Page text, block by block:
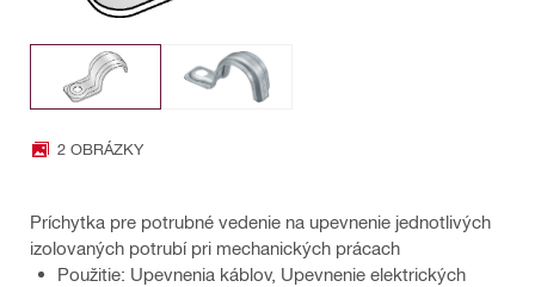
2 OBRÁZKY
Príchytka pre potrubné vedenie na upevnenie jednotlivých
izolovaných potrubí pri mechanických prácach
Použitie: Upevnenia káblov, Upevnenie elektrických